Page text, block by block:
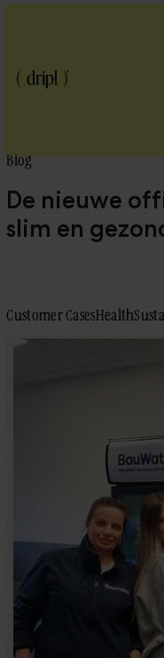
The Ripple
Blog
De nieuwe
slim en
Customer CasesHealth